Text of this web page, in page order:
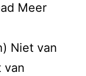
Meer
Niet van
van